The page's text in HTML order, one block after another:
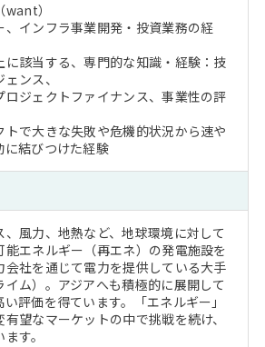
）
、インフラ事業開発・投資業務の経
に該当する、専門的な知識・経験：技
ンス、
ジェクトファイナンス、事業性の評
トで大きな失敗や危機的状況から速や
に結びつけた経験
風力、地熱など、地球環境に対して
エネルギー（再エネ）の発電施設を
会社を通じて電力を提供している大手
ム）。アジアへも積極的に展開して
評価を得ています。「エネルギー」
有望なマーケットの中で挑戦を続け、
す。